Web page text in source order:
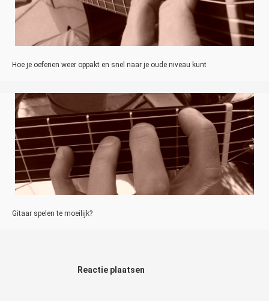
Hoe je oefenen weer oppakt en snel naar je oude niveau kunt
Gitaar spelen te moeilijk?
Reactie plaatsen